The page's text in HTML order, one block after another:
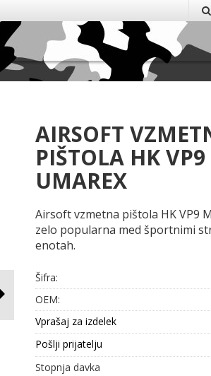
AIRSOFT
PIŠTOLA HK
UMAREX
Airsoft vzmetna pištola HK VP9
zelo popularna med športnimi
enotah.
Šifra:
OEM:
Vprašaj za izdelek
Pošlji prijatelju
Stopnja davka